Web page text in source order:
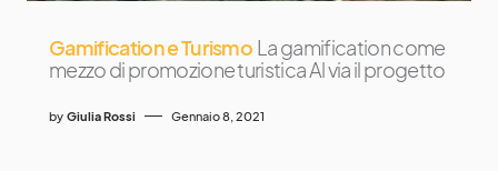
Gamification e Turismo La gamification come
mezzo di promozione turistica Al via il progetto
by Giulia Rossi Gennaio 8, 2021